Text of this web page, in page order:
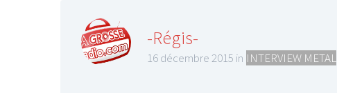
-Régis-
16 décembre 2015 in INTERVIEW METAL